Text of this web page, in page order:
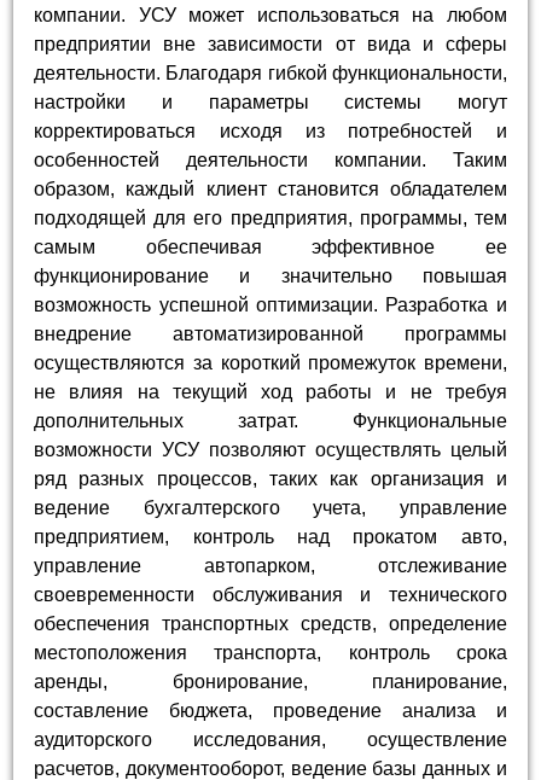
компании. УСУ может использоваться на любом
предприятии вне зависимости от вида и сферы
деятельности. Благодаря гибкой функциональности,
настройки и параметры системы могут
корректироваться исходя из потребностей и
особенностей деятельности компании. Таким
образом, каждый клиент становится обладателем
подходящей для его предприятия, программы, тем
самым обеспечивая эффективное ее
функционирование и значительно повышая
возможность успешной оптимизации. Разработка и
внедрение автоматизированной программы
осуществляются за короткий промежуток времени,
не влияя на текущий ход работы и не требуя
дополнительных затрат. Функциональные
возможности УСУ позволяют осуществлять целый
ряд разных процессов, таких как организация и
ведение бухгалтерского учета, управление
предприятием, контроль над прокатом авто,
управление автопарком, отслеживание
своевременности обслуживания и технического
обеспечения транспортных средств, определение
местоположения транспорта, контроль срока
аренды, бронирование, планирование,
составление бюджета, проведение анализа и
аудиторского исследования, осуществление
расчетов, документооборот, ведение базы данных и